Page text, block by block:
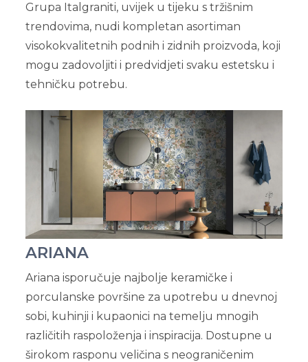
Grupa Italgraniti, uvijek u tijeku s tržišnim
trendovima, nudi kompletan asortiman
visokokvalitetnih podnih i zidnih proizvoda, koji
mogu zadovoljiti i predvidjeti svaku estetsku i
tehničku potrebu.
ARIANA
Ariana isporučuje najbolje keramičke i
porculanske površine za upotrebu u dnevnoj
sobi, kuhinji i kupaonici na temelju mnogih
različitih raspoloženja i inspiracija. Dostupne u
širokom rasponu veličina s neograničenim